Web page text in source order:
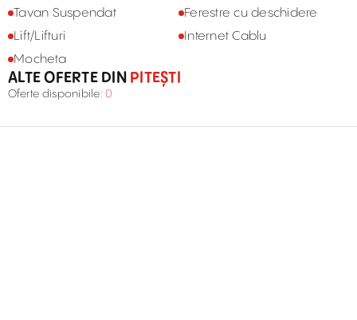
Tavan Suspendat
Ferestre cu deschidere
Lift/Lifturi
Internet Cablu
Mocheta
ALTE OFERTE DINPITEȘTI
Oferte disponibile: 0